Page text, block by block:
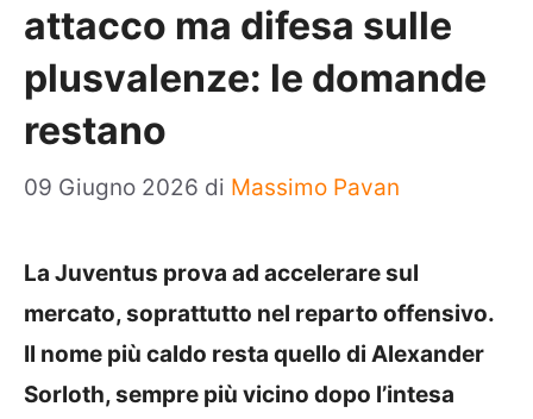
attacco ma difesa sulle
plusvalenze: le domande
restano
09 Giugno 2026 di Massimo Pavan
La Juventus prova ad accelerare sul
mercato, soprattutto nel reparto offensivo.
Il nome più caldo resta quello di Alexander
Sorloth, sempre più vicino dopo l’intesa